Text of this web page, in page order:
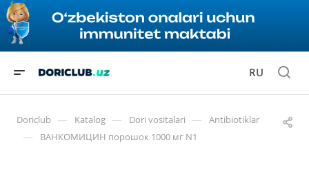
RU
Doriclub — Katalog — Dori vositalari — Antibiotiklar
— ВАНКОМИЦИН порошок 1000 мг N1